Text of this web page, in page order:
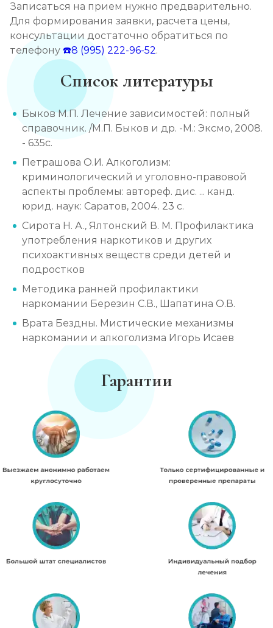
Записаться на прием нужно предварительно.
Для формирования заявки, расчета цены,
консультации достаточно обратиться по
телефону ☎️8 (995) 222-96-52.
Список литературы
Быков М.П. Лечение зависимостей: полный
справочник. /М.П. Быков и др. -М.: Эксмо, 2008.
- 635с.
Петрашова О.И. Алкоголизм:
криминологический и уголовно-правовой
аспекты проблемы: автореф. дис. ... канд.
юрид. наук: Саратов, 2004. 23 с.
Сирота Н. А., Ялтонский В. М. Профилактика
употребления наркотиков и других
психоактивных веществ среди детей и
подростков
Методика ранней профилактики
наркомании Березин С.В., Шапатина О.В.
Врата Бездны. Мистические механизмы
наркомании и алкоголизма Игорь Исаев
Гарантии